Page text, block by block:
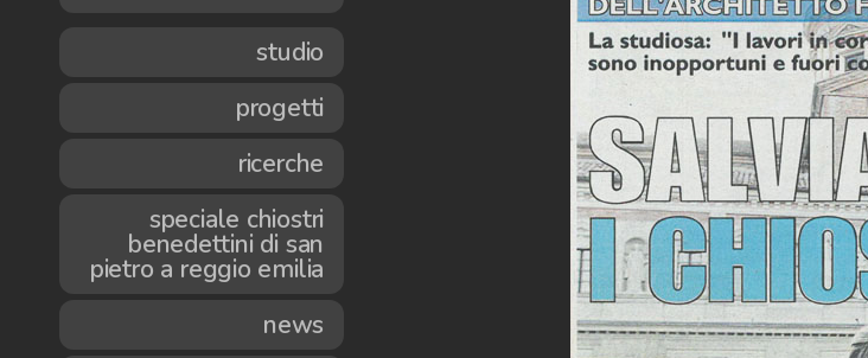
studio
progetti
ricerche
speciale chiostri
benedettini di san
pietro a reggio emilia
news